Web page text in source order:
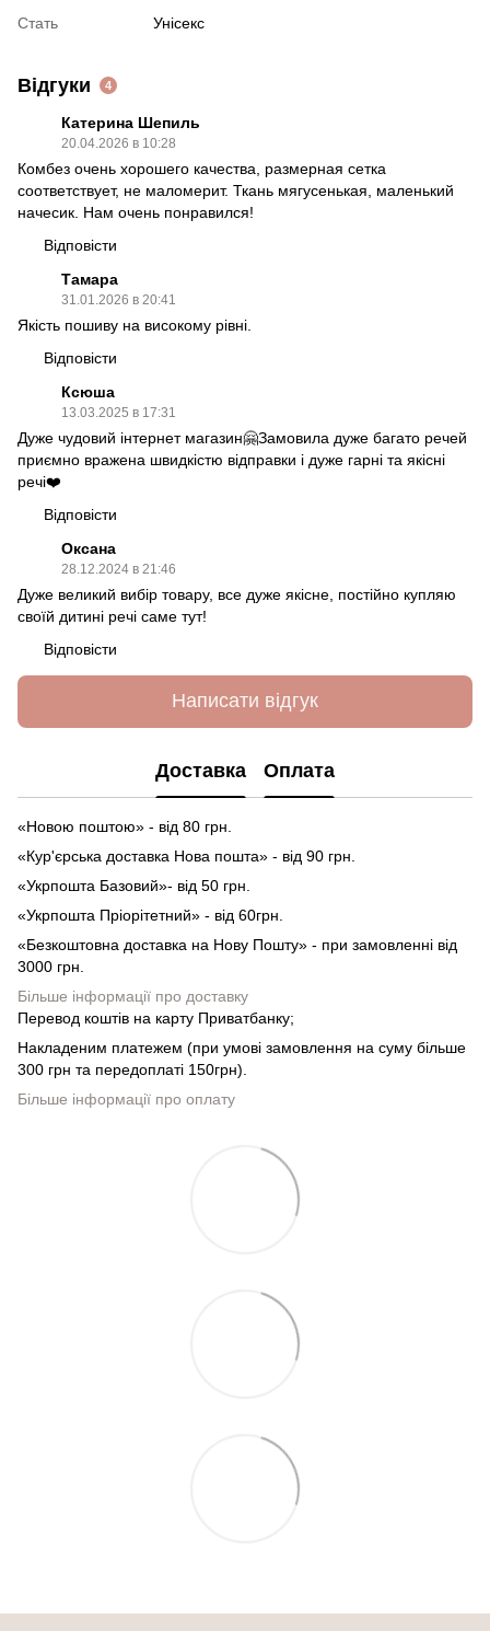
Стать
Унісекс
Відгуки 4
Катерина Шепиль
20.04.2026 в 10:28
Комбез очень хорошего качества, размерная сетка
соответствует, не маломерит. Ткань мягусенькая, маленький
начесик. Нам очень понравился!
Відповісти
Тамара
31.01.2026 в 20:41
Якість пошиву на високому рівні.
Відповісти
Ксюша
13.03.2025 в 17:31
Дуже чудовий інтернет магазин🤗Замовила дуже багато речей
приємно вражена швидкістю відправки і дуже гарні та якісні
речі❤️
Відповісти
Оксана
28.12.2024 в 21:46
Дуже великий вибір товару, все дуже якісне, постійно купляю
своїй дитині речі саме тут!
Відповісти
Написати відгук
Доставка Оплата
«Новою поштою» - від 80 грн.
«Кур'єрська доставка Нова пошта» - від 90 грн.
«Укрпошта Базовий»- від 50 грн.
«Укрпошта Пріорітетний» - від 60грн.
«Безкоштовна доставка на Нову Пошту» - при замовленні від
3000 грн.
Більше інформації про доставку
Перевод коштів на карту Приватбанку;
Накладеним платежем (при умові замовлення на суму більше
300 грн та передоплаті 150грн).
Більше інформації про оплату